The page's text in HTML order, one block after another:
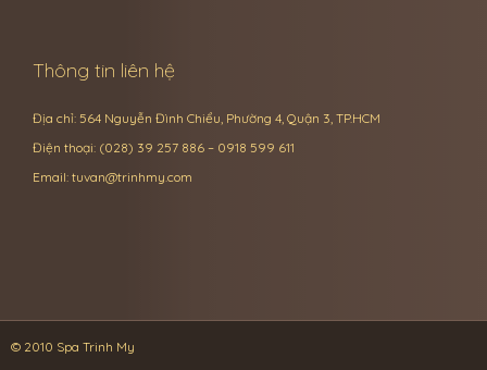
Thông tin liên hệ
Địa chỉ: 564 Nguyễn Đình Chiểu, Phường 4, Quận 3, TP.HCM
Điện thoại: (028) 39 257 886 – 0918 599 611
Email: tuvan@trinhmy.com
© 2010 Spa Trinh My